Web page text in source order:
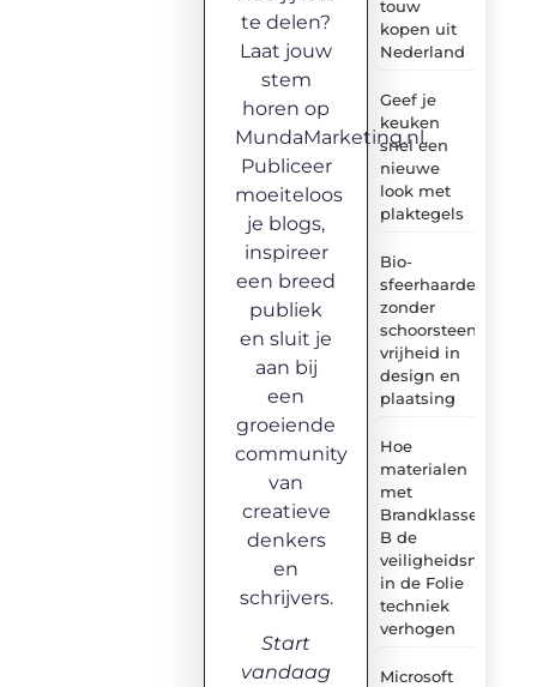
touw
kopen uit
Nederland
Geef je
keuken
snel een
nieuwe
look met
plaktegels
Bio-
sfeerhaarden
zonder
schoorsteen:
vrijheid in
design en
plaatsing
Hoe
materialen
met
Brandklasse
B de
veiligheidsnormen
in de Folie
techniek
verhogen
Microsoft
te delen?
Laat jouw
stem
horen op
MundaMarketing.nl.
Publiceer
moeiteloos
je blogs,
inspireer
een breed
publiek
en sluit je
aan bij
een
groeiende
community
van
creatieve
denkers
en
schrijvers.
Start
vandaag